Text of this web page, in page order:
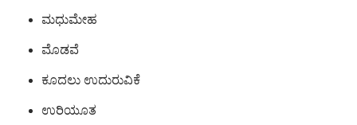
ಮಧುಮೇಹ
ಮೊಡವೆ
ಕೂದಲು ಉದುರುವಿಕೆ
ಉರಿಯೂತ